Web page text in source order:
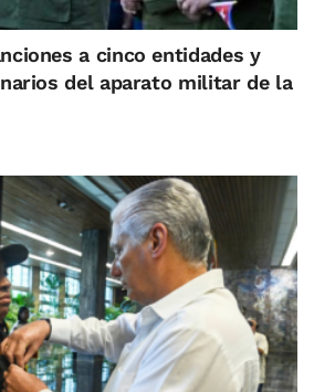
a cinco entidades y
del aparato militar de la